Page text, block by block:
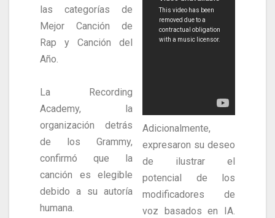
las categorías de
Mejor Canción de
Rap y Canción del
Año.
La Recording
Academy, la
organización detrás
de los Grammy,
confirmó que la
canción es elegible
debido a su autoría
humana.
Adicionalmente,
expresaron su deseo
de ilustrar el
potencial de los
modificadores de
voz basados en IA.